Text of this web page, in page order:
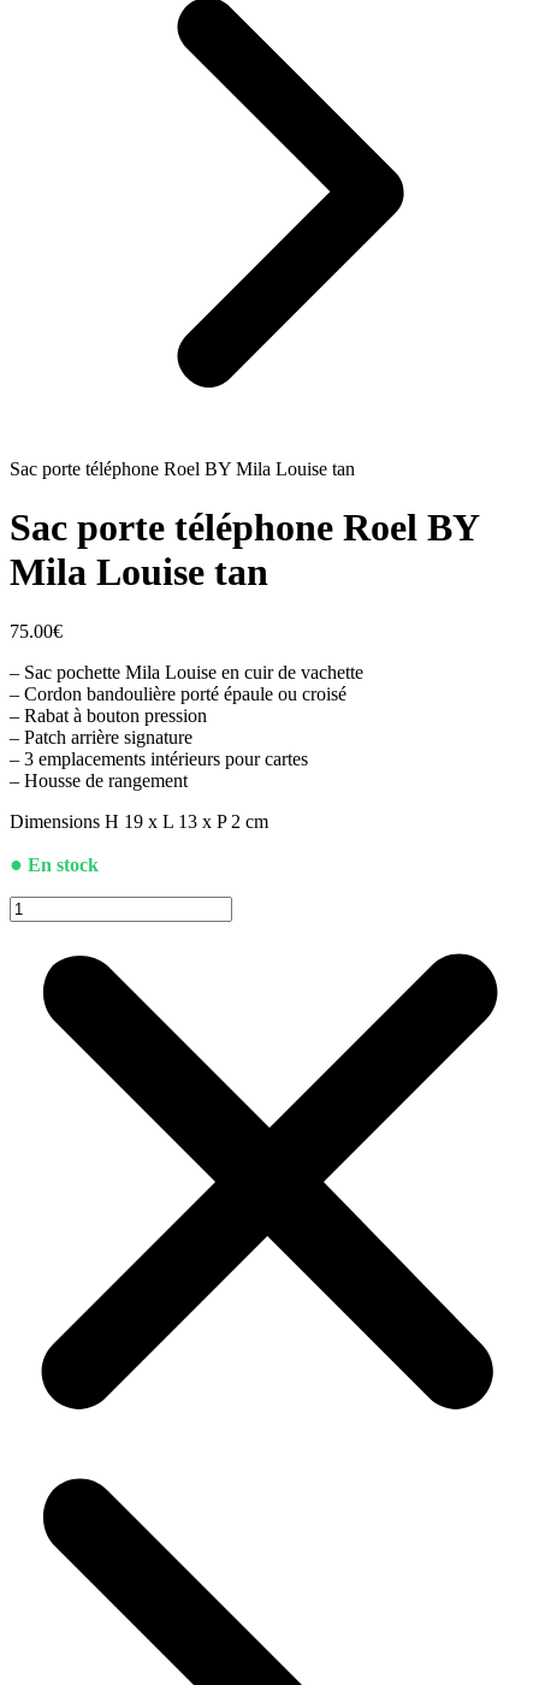
Sac porte téléphone Roel BY Mila Louise tan
Sac porte téléphone Roel BY
Mila Louise tan
75.00€
– Sac pochette Mila Louise en cuir de vachette
– Cordon bandoulière porté épaule ou croisé
– Rabat à bouton pression
– Patch arrière signature
– 3 emplacements intérieurs pour cartes
– Housse de rangement
Dimensions H 19 x L 13 x P 2 cm
● En stock